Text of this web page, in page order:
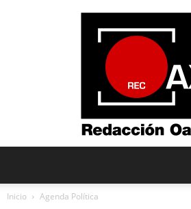
Inicio Agenda Política